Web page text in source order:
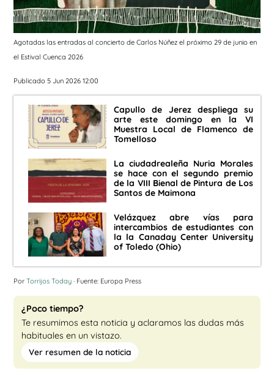
Agotadas las entradas al concierto de Carlos Núñez el próximo 29 de junio en
el Estival Cuenca 2026
Publicado 5 Jun 2026 12:00
Capullo de Jerez despliega su
arte este domingo en la VI
Muestra Local de Flamenco de
Tomelloso
La ciudadrealeña Nuria Morales
se hace con el segundo premio
de la VIII Bienal de Pintura de Los
Santos de Maimona
Velázquez abre vías para
intercambios de estudiantes con
la la Canaday Center University
of Toledo (Ohio)
Por Torrijos Today · Fuente: Europa Press
¿Poco tiempo?
Te resumimos esta noticia y aclaramos las dudas más
habituales en un vistazo.
Ver resumen de la noticia